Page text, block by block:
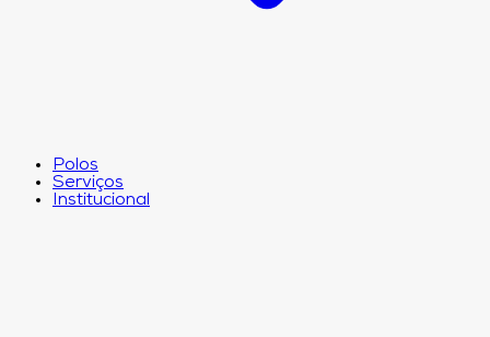
Polos
Serviços
Institucional